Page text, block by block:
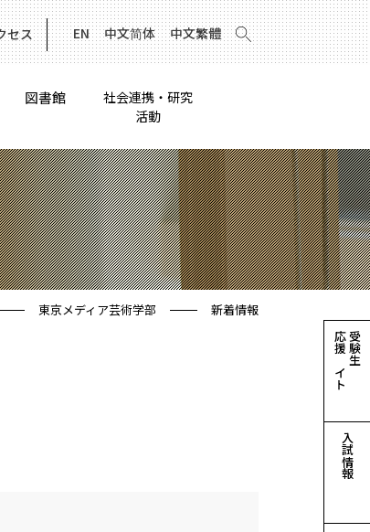
セス EN 中文简体 中文繁體
図書館
社会連携・研究
活動
受験生
応援サイト
入試情報
東京メディア芸術学部 新着情報